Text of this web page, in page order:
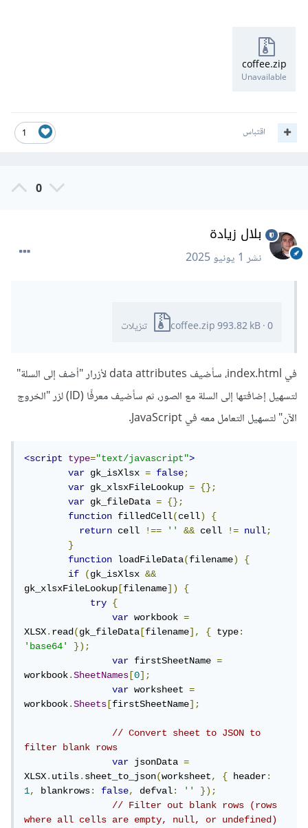
coffee.zip
Unavailable
1 اقتباس
0
بلال زيادة
نشر1 يونيو 2025
coffee.zip993.82 kB·0 تنزيلات
في index.html، سأضيف data attributes لأزرار "أضف إلى السلة"
لتسهيل إضافتها إلى السلة مع الصور، ثم سأضيف معرفًا (ID) لزر "الخروج
الآن" لتسهيل التعامل معه في JavaScript.
<script type="text/javascript">
var gk_isXlsx = false;
var gk_xlsxFileLookup =
{};
var gk_fileData =
{};
function filledCell(cell)
{
return cell !== '' && cell != null;
}
function loadFileData(filename)
{
if
(gk_isXlsx &&
gk_xlsxFileLookup [filename])
{
try
{
var workbook =
XLSX.read(gk_fileData [filename], { type:
'base64'
});
var firstSheetName =
workbook.SheetNames [0];
var worksheet =
workbook.Sheets [firstSheetName];
// Convert sheet to JSON to
filter blank rows
var jsonData =
XLSX.utils.sheet_to_json(worksheet, { header:
1, blankrows: false, defval: ''
});
// Filter out blank rows (rows
where all cells are empty, null, or undefined)